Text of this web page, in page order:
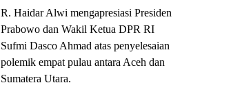
R. Haidar Alwi mengapresiasi Presiden
Prabowo dan Wakil Ketua DPR RI
Sufmi Dasco Ahmad atas penyelesaian
polemik empat pulau antara Aceh dan
Sumatera Utara.